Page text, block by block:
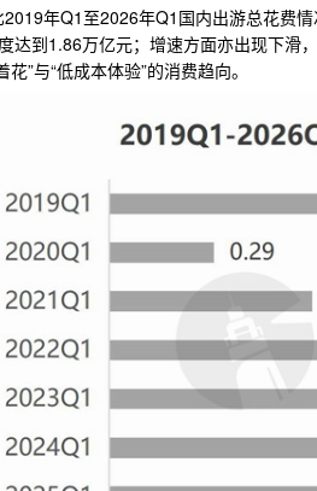
2019年Q1至2026年Q1国内出游总花费
达到1.86万亿元；增速方面亦出现下滑
花”与“低成本体验”的消费趋向。